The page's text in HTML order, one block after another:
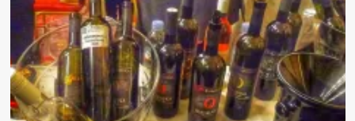
SLAVONIJA
2023